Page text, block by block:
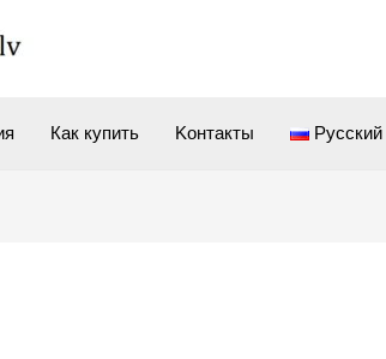
Как купить Kонтакты Русский